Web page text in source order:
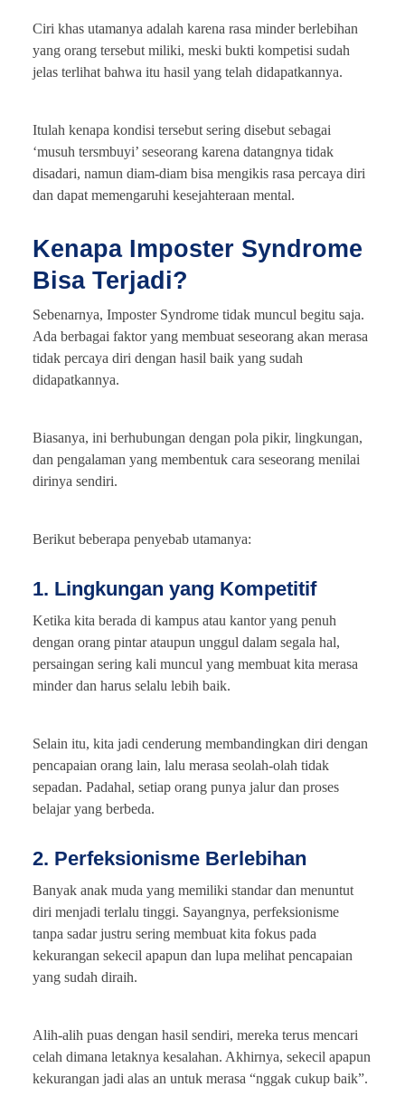
Ciri khas utamanya adalah karena rasa minder berlebihan
yang orang tersebut miliki, meski bukti kompetisi sudah
jelas terlihat bahwa itu hasil yang telah didapatkannya.
Itulah kenapa kondisi tersebut sering disebut sebagai
‘musuh tersmbuyi’ seseorang karena datangnya tidak
disadari, namun diam-diam bisa mengikis rasa percaya diri
dan dapat memengaruhi kesejahteraan mental.
Kenapa Imposter Syndrome
Bisa Terjadi?
Sebenarnya, Imposter Syndrome tidak muncul begitu saja.
Ada berbagai faktor yang membuat seseorang akan merasa
tidak percaya diri dengan hasil baik yang sudah
didapatkannya.
Biasanya, ini berhubungan dengan pola pikir, lingkungan,
dan pengalaman yang membentuk cara seseorang menilai
dirinya sendiri.
Berikut beberapa penyebab utamanya:
1. Lingkungan yang Kompetitif
Ketika kita berada di kampus atau kantor yang penuh
dengan orang pintar ataupun unggul dalam segala hal,
persaingan sering kali muncul yang membuat kita merasa
minder dan harus selalu lebih baik.
Selain itu, kita jadi cenderung membandingkan diri dengan
pencapaian orang lain, lalu merasa seolah-olah tidak
sepadan. Padahal, setiap orang punya jalur dan proses
belajar yang berbeda.
2. Perfeksionisme Berlebihan
Banyak anak muda yang memiliki standar dan menuntut
diri menjadi terlalu tinggi. Sayangnya, perfeksionisme
tanpa sadar justru sering membuat kita fokus pada
kekurangan sekecil apapun dan lupa melihat pencapaian
yang sudah diraih.
Alih-alih puas dengan hasil sendiri, mereka terus mencari
celah dimana letaknya kesalahan. Akhirnya, sekecil apapun
kekurangan jadi alas an untuk merasa “nggak cukup baik”.